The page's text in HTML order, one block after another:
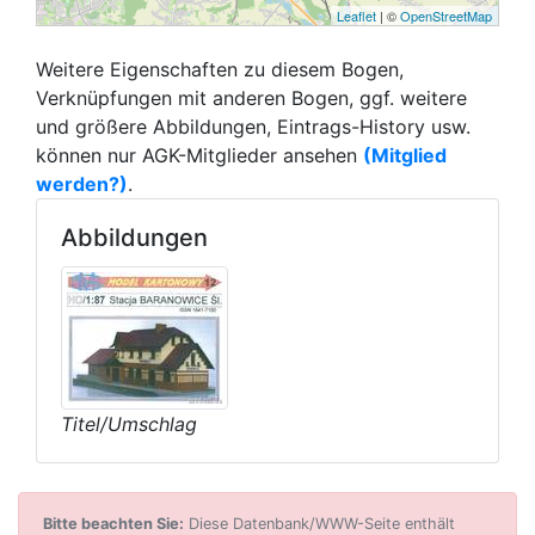
Leaflet | ©OpenStreetMap
Weitere Eigenschaften zu diesem Bogen,
Verknüpfungen mit anderen Bogen, ggf. weitere
und größere Abbildungen, Eintrags-History usw.
können nur AGK-Mitglieder ansehen (Mitglied
werden?).
Abbildungen
Titel/Umschlag
Bitte beachten Sie: Diese Datenbank/WWW-Seite enthält